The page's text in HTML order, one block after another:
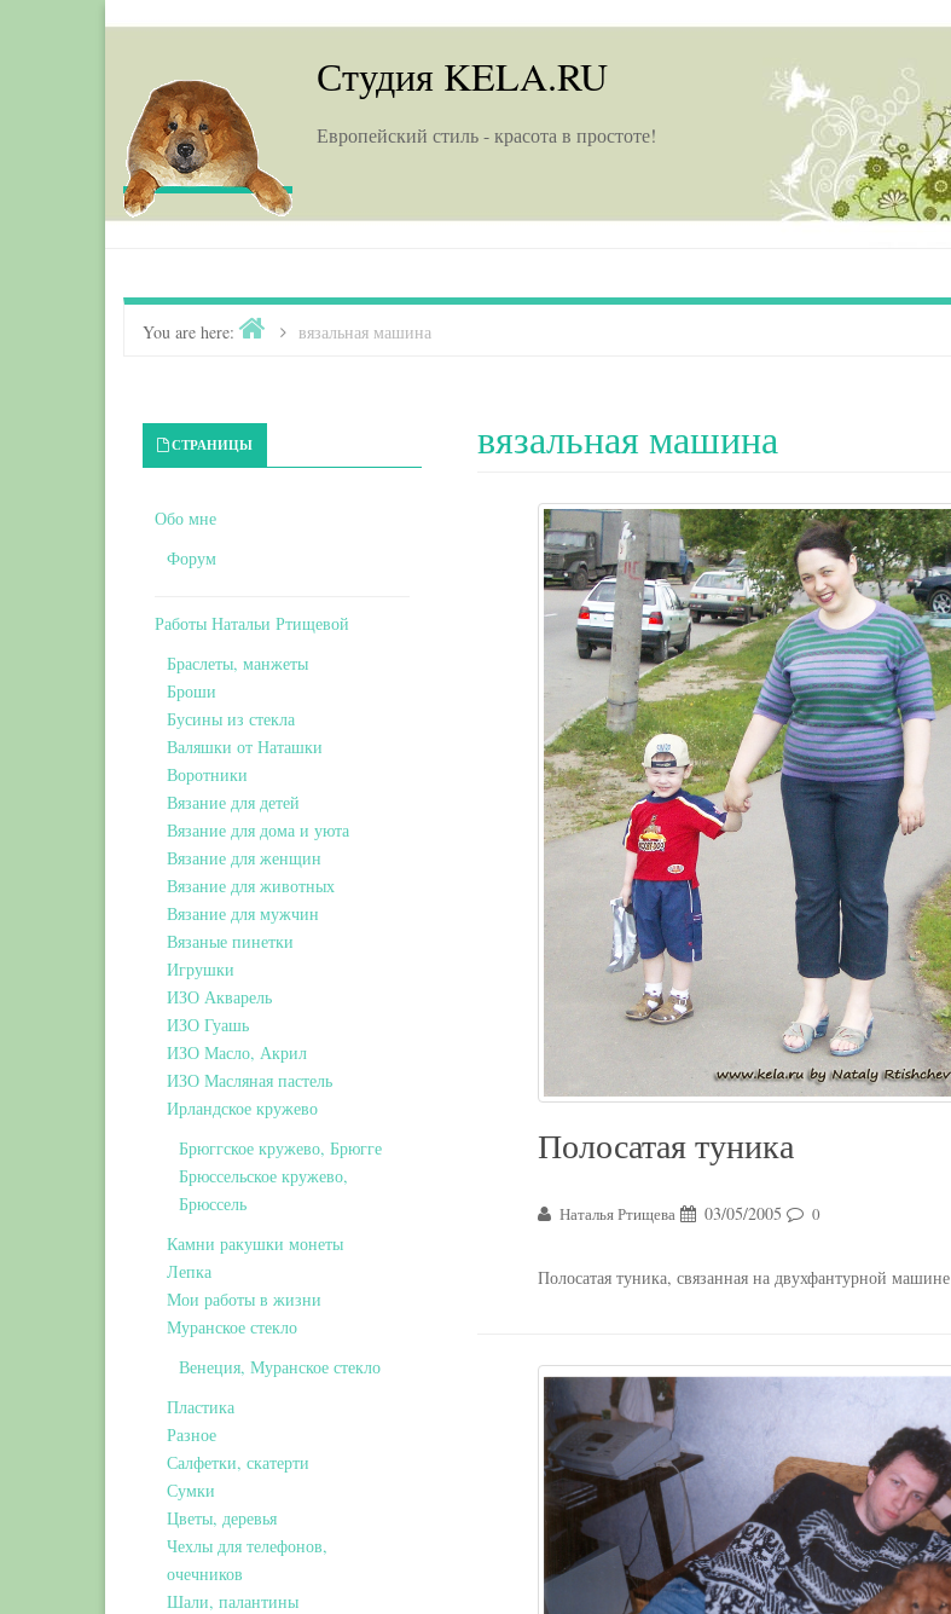
Студия KELA.RU
Европейский стиль - красота в простоте!
You are here: Homeвязальная машина
вязальная машина
Полосатая туника
Наталья Ртищева 03/05/2005 0
Полосатая туника, связанная на двухфантурной машине
Primary Sidebar
СТРАНИЦЫ
Обо мне
Форум
Работы Натальи Ртищевой
Браслеты, манжеты
Броши
Бусины из стекла
Валяшки от Наташки
Воротники
Вязание для детей
Вязание для дома и уюта
Вязание для женщин
Вязание для животных
Вязание для мужчин
Вязаные пинетки
Игрушки
ИЗО Акварель
ИЗО Гуашь
ИЗО Масло, Акрил
ИЗО Масляная пастель
Ирландское кружево
Брюггское кружево, Брюгге
Брюссельское кружево,
Брюссель
Камни ракушки монеты
Лепка
Мои работы в жизни
Муранское стекло
Венеция, Муранское стекло
Пластика
Разное
Салфетки, скатерти
Сумки
Цветы, деревья
Чехлы для телефонов,
очечников
Шали, палантины